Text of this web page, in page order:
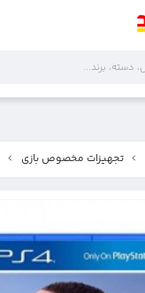
تجهیزات مخصوص بازی